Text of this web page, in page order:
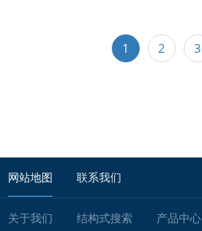
1 2 3
网站地图 联系我们
关于我们 结构式搜索 产品中心